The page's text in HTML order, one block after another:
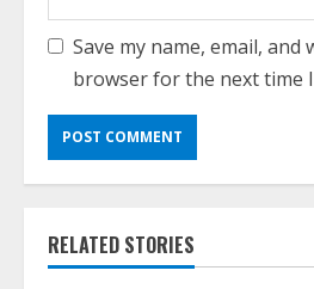
Save my name, email, and
browser for the next time
RELATED STORIES